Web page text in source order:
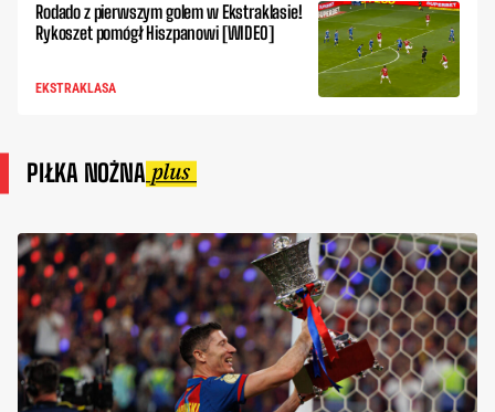
Rodado z pierwszym golem w Ekstraklasie!
Rykoszet pomógł Hiszpanowi [WIDEO]
EKSTRAKLASA
PIŁKA NOŻNA